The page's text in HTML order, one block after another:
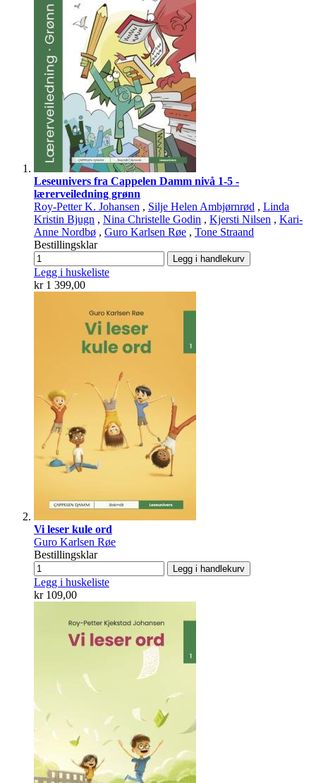
Leseunivers fra Cappelen Damm nivå 1-5 -
lærerveiledning grønn
Roy-Petter K. Johansen , Silje Helen Ambjørnrød , Linda
Kristin Bjugn , Nina Christelle Godin , Kjersti Nilsen , Kari-
Anne Nordbø , Guro Karlsen Røe , Tone Straand
Bestillingsklar
Legg i handlekurv
Legg i huskeliste
kr 1 399,00
Vi leser kule ord
Guro Karlsen Røe
Bestillingsklar
Legg i handlekurv
Legg i huskeliste
kr 109,00